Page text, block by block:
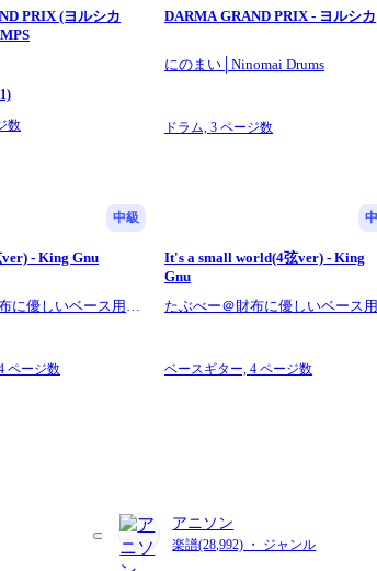
as much as possible, so I am conscious of creating a
situation, so please study the notation numbers
작했습니다.
읽기 쉬운 악보를 만드는 데에도 심혈을 기울이고 있습니
(ヨルシカ
数
DARMA GRAND PRIX - ヨルシカ
にのまい│Ninomai Drums
ドラム,3 ページ数
中級
- King Gnu
に優しいベース用楽
ページ数
It's a small world(4弦ver) - King
Gnu
たぶべー＠財布に優しいベース用
ベースギター,4 ページ数
アニソン
楽譜(28,992) ・ ジャンル